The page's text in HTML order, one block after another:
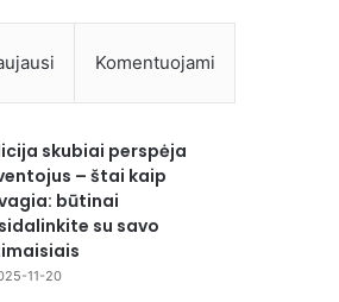
Komentuojami
skubiai perspėja
– štai kaip
būtinai
su savo
11-20